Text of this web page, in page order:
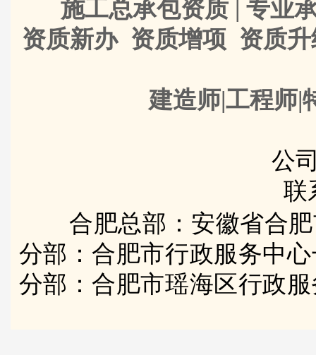
施工总承包资质 | 专业
资质新办 资质增项 资质
建造师|工程师|
公
联
合肥总部：安徽省合
分部：合肥市行政服务中
分部：合肥市瑶海区行政